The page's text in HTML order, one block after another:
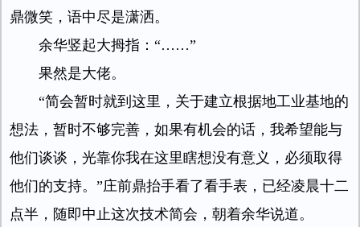
鼎微笑，语中尽是潇洒。
余华竖起大拇指：“……”
果然是大佬。
“简会暂时就到这里，关于建立根据地工业基地的
想法，暂时不够完善，如果有机会的话，我希望能与
他们谈谈，光靠你我在这里瞎想没有意义，必须取得
他们的支持。”庄前鼎抬手看了看手表，已经凌晨十二
点半，随即中止这次技术简会，朝着余华说道。